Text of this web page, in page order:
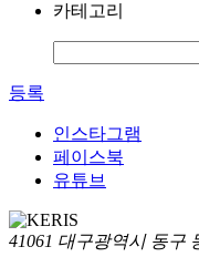
카테고리
등록
인스타그램
페이스북
유튜브
41061 대구광역시 동구